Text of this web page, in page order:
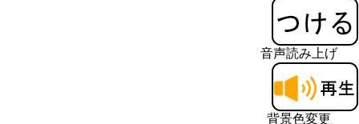
音声読み上げ
背景色変更